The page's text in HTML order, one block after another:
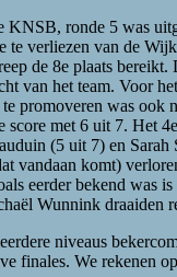
KNSB, ronde 5 was
te verliezen van de
de 8e plaats
van het team. Voor
promoveren was ook
score met 6 uit 7. Het
(5 uit 7) en Sarah
vandaan komt)
eerder bekend was
Wunnink draaiden
niveaus
finales. We rekenen